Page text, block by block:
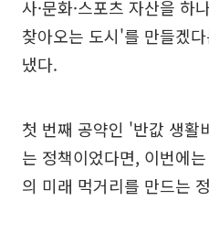
사·문화·스포츠 자산을 하
찾아오는 도시'를 만들겠
냈다.
첫 번째 공약인 '반값 생활
는 정책이었다면, 이번에
의 미래 먹거리를 만드는